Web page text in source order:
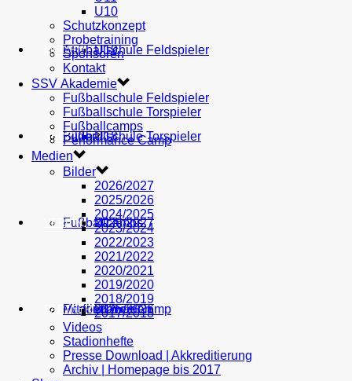
AH U19
U18
U17
U16
Fußballschule Feldspieler
Fußballschule Torspieler
Fußballcamps
Performance Camp
MEDIEN
Bilder
2026/2027
2025/2026
SHOP
VEREIN
Mitglied werden
PARTNER
U10
Schutzkonzept
Probetraining
Sponsoren
Kontakt
SSV Akademie
Fußballschule Feldspieler
Fußballschule Torspieler
Fußballcamps
Performance Camp
Medien
Bilder
2026/2027
2025/2026
2024/2025
2023/2024
2022/2023
2021/2022
2020/2021
2019/2020
2018/2019
2017/2018
Videos
Stadionhefte
Presse Download | Akkreditierung
Archiv | Homepage bis 2017